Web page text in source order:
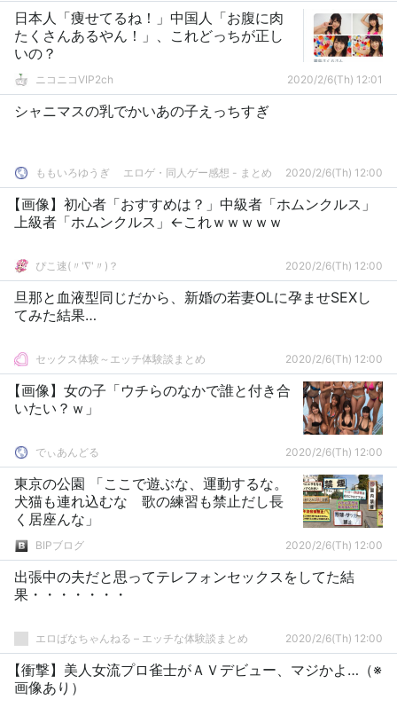
日本人「痩せてるね！」中国人「お腹に肉
たくさんあるやん！」、これどっちが正し
いの？
ニコニコVIP2ch 2020/2/6(Th) 12:01
シャニマスの乳でかいあの子えっちすぎ
ももいろゆうぎ エロゲ・同人ゲー感想 - まとめ 2020/2/6(Th) 12:00
【画像】初心者「おすすめは？」中級者「ホムンクルス」
上級者「ホムンクルス」←これｗｗｗｗｗ
ぴこ速(〃'∇'〃)？ 2020/2/6(Th) 12:00
旦那と血液型同じだから、新婚の若妻OLに孕ませSEXし
てみた結果…
セックス体験～エッチ体験談まとめ 2020/2/6(Th) 12:00
【画像】女の子「ウチらのなかで誰と付き合
いたい？ｗ」
でぃあんどる 2020/2/6(Th) 12:00
東京の公園 「ここで遊ぶな、運動するな。
犬猫も連れ込むな 歌の練習も禁止だし長
く居座んな」
BIPブログ 2020/2/6(Th) 12:00
出張中の夫だと思ってテレフォンセックスをしてた結
果・・・・・・・
エロばなちゃんねる – エッチな体験談まとめ 2020/2/6(Th) 12:00
【衝撃】美人女流プロ雀士がＡＶデビュー、マジかよ…（※
画像あり）